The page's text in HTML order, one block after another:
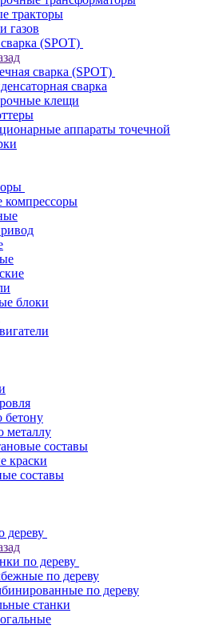
тракторы
газов
(SPOT)
сварка (SPOT)
сварка
клещи
аппараты точечной
компрессоры
блоки
бетону
металлу
составы
краски
составы
дереву
по дереву
по дереву
по дереву
станки